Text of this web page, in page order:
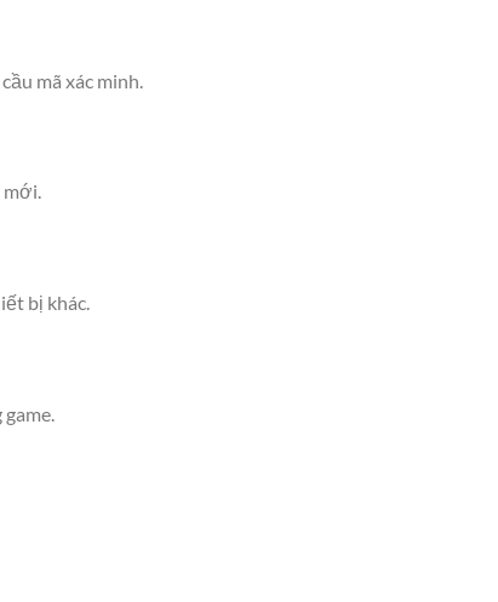
mã xác minh.
mới.
bị khác.